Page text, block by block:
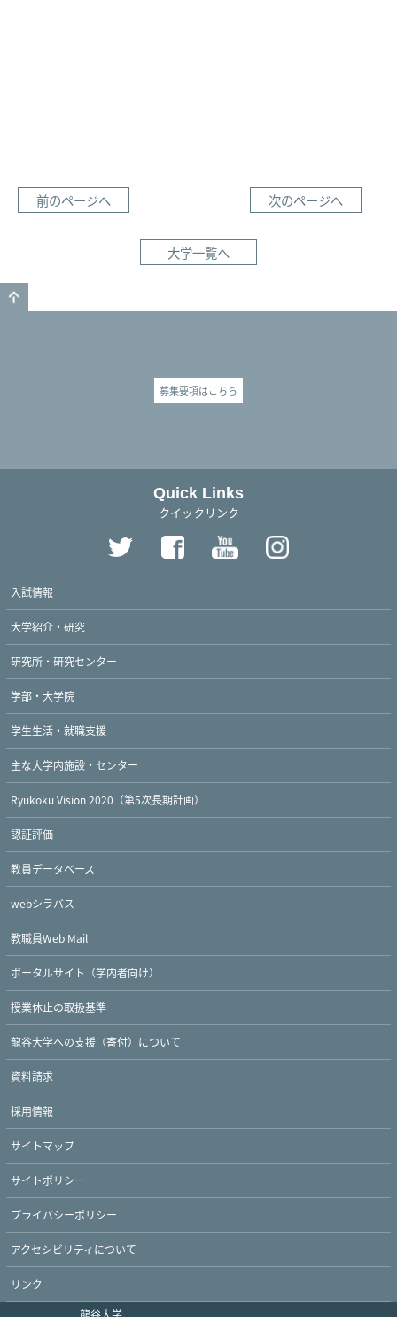
前のページへ 次のページへ
大学一覧へ
募集要項はこちら
Quick Links
クイックリンク
入試情報
大学紹介・研究
研究所・研究センター
学部・大学院
学生生活・就職支援
主な大学内施設・センター
Ryukoku Vision 2020（第5次長期計画）
認証評価
教員データベース
webシラバス
教職員Web Mail
ポータルサイト（学内者向け）
授業休止の取扱基準
龍谷大学への支援（寄付）について
資料請求
採用情報
サイトマップ
サイトポリシー
プライバシーポリシー
アクセシビリティについて
リンク
龍谷大学